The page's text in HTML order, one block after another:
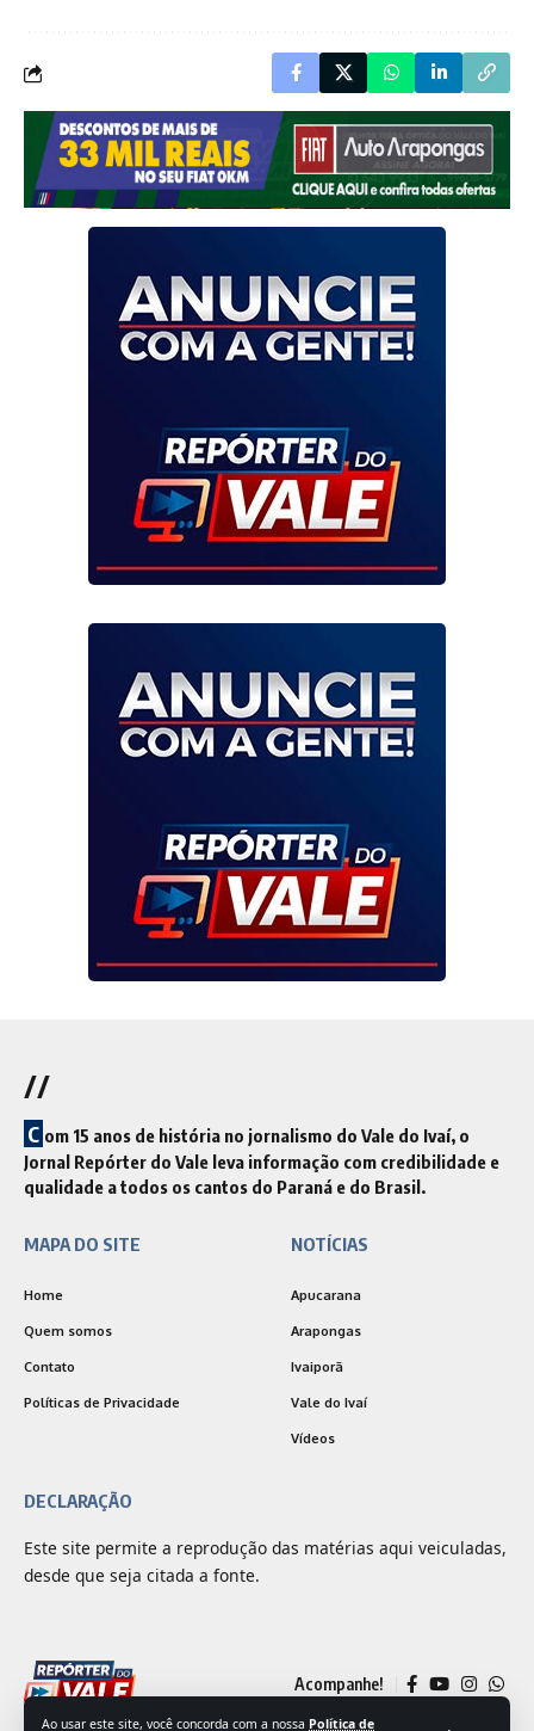
Ao usar este site, você concorda com a nossa Política de
//
C om 15 anos de história no jornalismo do Vale do Ivaí, o
Jornal Repórter do Vale leva informação com credibilidade e
qualidade a todos os cantos do Paraná e do Brasil.
MAPA DO SITE
Home
Quem somos
Contato
Políticas de Privacidade
NOTÍCIAS
Apucarana
Arapongas
Ivaiporã
Vale do Ivaí
Vídeos
DECLARAÇÃO
Este site permite a reprodução das matérias aqui veiculadas,
desde que seja citada a fonte.
Acompanhe!